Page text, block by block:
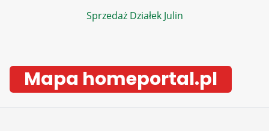
Sprzedaż Działek Julin
Mapa homeportal.pl